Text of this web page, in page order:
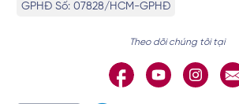
GPHĐ Số: 07828/HCM-GPHĐ
Theo dõi chúng tôi tại